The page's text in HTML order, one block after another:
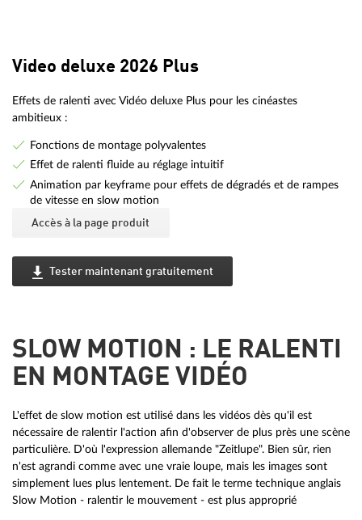
Video deluxe 2026 Plus
Effets de ralenti avec Vidéo deluxe Plus pour les cinéastes
ambitieux :
Fonctions de montage polyvalentes
Effet de ralenti fluide au réglage intuitif
Animation par keyframe pour effets de dégradés et de rampes
de vitesse en slow motion
Accès à la page produit
Tester maintenant gratuitement
SLOW MOTION : LE RALENTI
EN MONTAGE VIDÉO
L'effet de slow motion est utilisé dans les vidéos dès qu'il est
nécessaire de ralentir l'action afin d'observer de plus près une scène
particulière. D'où l'expression allemande "Zeitlupe". Bien sûr, rien
n'est agrandi comme avec une vraie loupe, mais les images sont
simplement lues plus lentement. De fait le terme technique anglais
Slow Motion - ralentir le mouvement - est plus approprié